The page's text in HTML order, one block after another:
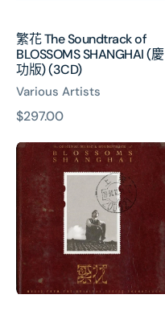
(3CD)
繁花 The Soundtrack of
BLOSSOMS SHANGHAI (慶
功版) (3CD)
Various Artists
原
$297.00
繁
The
Soundtrack
of
BLOSSOMS
SHANGHAI
(3CD
預